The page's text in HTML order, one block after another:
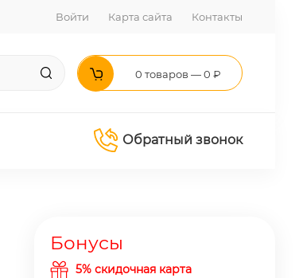
Войти Карта сайта Контакты
0 товаров — 0 ₽
Обратный звонок
Бонусы
5% скидочная карта